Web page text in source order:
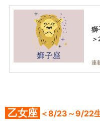
獅
連
乙女座 ＜8/23～9/22